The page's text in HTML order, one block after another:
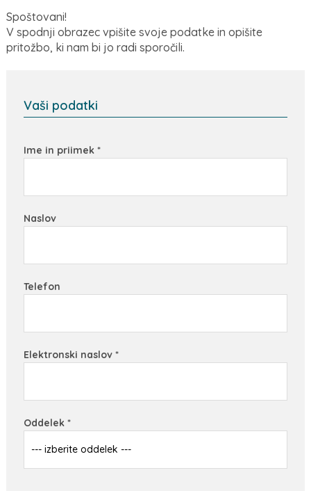
Spoštovani!
V spodnji obrazec vpišite svoje podatke in opišite
pritožbo, ki nam bi jo radi sporočili.
Vaši podatki
Ime in priimek *
Naslov
Telefon
Elektronski naslov *
Oddelek *